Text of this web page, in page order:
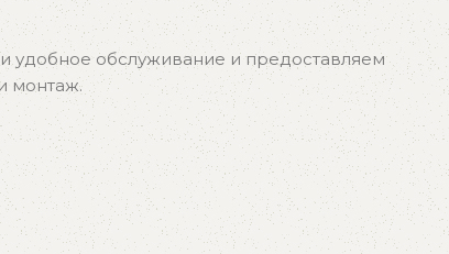
удобное обслуживание и предоставляем
монтаж.